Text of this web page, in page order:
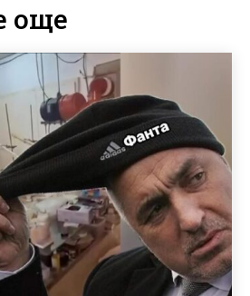
още